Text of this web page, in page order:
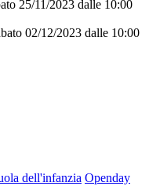
25/11/2023 dalle 10:00
02/12/2023 dalle 10:00
dell'infanzia Openday